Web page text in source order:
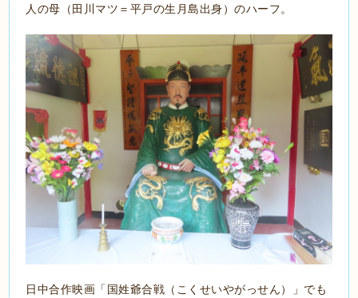
人の母（田川マツ＝平戸の生月島出身）のハーフ。
日中合作映画「国姓爺合戦（こくせいやがっせん）」でも